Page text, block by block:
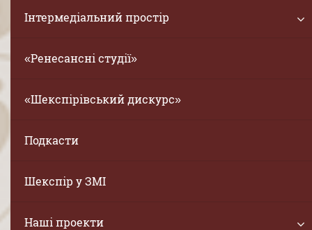
Інтермедіальний простір
«Ренесансні студії»
«Шекспірівський дискурс»
Подкасти
Шекспір у ЗМІ
Наші проекти